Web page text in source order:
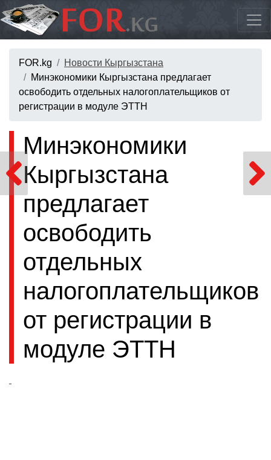
FOR.kg
Новости Кыргызстана
Минэкономики Кыргызстана предлагает
освободить отдельных налогоплательщиков от
регистрации в модуле ЭТТН
Минэкономики
Кыргызстана
предлагает
освободить
отдельных
налогоплательщиков
от регистрации в
модуле ЭТТН